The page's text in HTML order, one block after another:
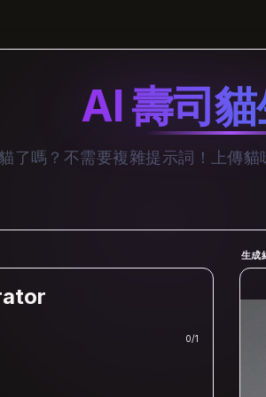
AI 壽司
了嗎？不需要複雜提示詞！上傳貓
0/1
生成